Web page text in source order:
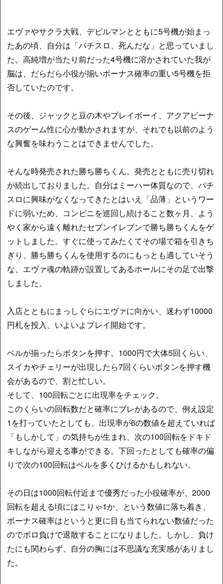
エヴァやサクラ大戦、デビルマンとともに5号機が始まっ
たあの頃、自分は「パチスロ、死んだな」と思っていまし
た。高純増が当たり前だった4号機に溶かされていた我が
脳は、だらだら小役が揃いボーナス確率の重い5号機を拒
否していたのです。
その後、ジャックと豆の木やプレイボーイ、アクアビーナ
スのゲーム性に心が動かされますが、それでも以前のよう
な興奮を味わうことはできませんでした。
そんな時発売された勝ち勝ちくん。発売とともに売り切れ
が続出しておりました。自分はミーハー体質なので、パチ
スロに興味がなくなってきたとはいえ「品薄」というワー
ドに弱いため、コンビニを巡回し続けること数ヶ月、よう
やく家から遠く離れたセブンイレブンで勝ち勝ちくんをゲ
ットしました。すぐに使ってみたくてその場で箱を引きち
ぎり、勝ち勝ちくんを使用するのにもっとも適していそう
な、エヴァ魂の軌跡が設置してあるホールにその足で出撃
しました。
入店とともにまっしぐらにエヴァに向かい、迷わず10000
円札を投入、いよいよプレイ開始です。
ベルが揃ったらボタンを押す。1000円で大体5回くらい、
スイカやチェリーが出現したら7回くらいボタンを押す機
会があるので、割と忙しい。
そして、100回転ごとに出現率をチェック。
このくらいの回転数だと確率にブレがあるので、例え設定
1を打っていたとしても、出現率が6の数値を超えていれば
「もしかして」の気持ちが生まれ、次の100回転をドキド
キしながら迎える事ができる。下回ったとしても確率の偏
りで次の100回転はベルを多くひけるかもしれない。
その日は1000回転付近まで優秀だった小役確率が、2000
回転を超える頃にはこりゃ1か、という数値に落ち着き、
ボーナス確率はというと更に目も当てられない数値だった
のでボロ負けで退散することになりました。しかし、負け
たにも関わらず、自分の胸には不思議な充実感がありまし
た。